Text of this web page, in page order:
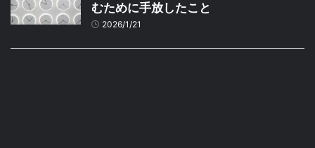
むために手放したこと
2026/1/21